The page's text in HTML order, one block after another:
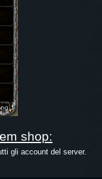
shop:
gli account del server.